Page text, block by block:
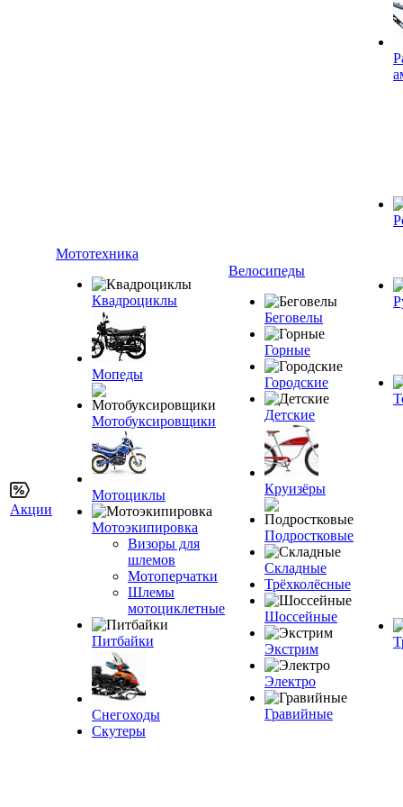
Акции
Мототехника
Квадроциклы
Мопеды
Мотобуксировщики
Мотоциклы
Мотоэкипировка
Визоры для
шлемов
Мотоперчатки
Шлемы
мотоциклетные
Питбайки
Снегоходы
Скутеры
Велосипеды
Беговелы
Горные
Городские
Детские
Круизёры
Подростковые
Складные
Трёхколёсные
Шоссейные
Экстрим
Электро
Гравийные